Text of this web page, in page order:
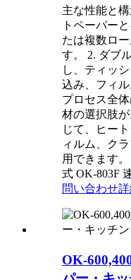
主な性能と
トペーパー
たは複数ロ
す。 2. ダブ
し、ティッ
込み、フィ
プロセス全
材の選択肢
じて、ヒー
ィルム、ク
用できます
式 OK-803F
問い合わせ
OK-